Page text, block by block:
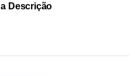
Descrição